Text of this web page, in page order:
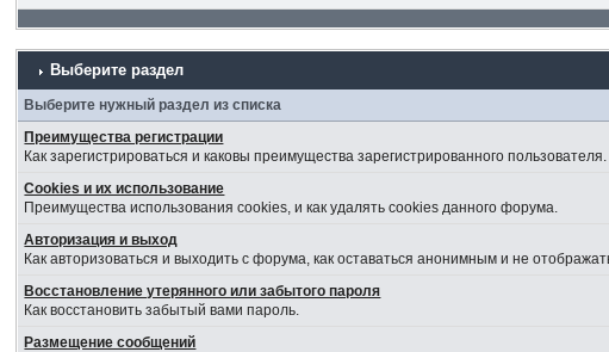
Выберите раздел
Выберите нужный раздел из списка
Преимущества регистрации
Как зарегистрироваться и каковы преимущества зарегистрированного пользователя.
Cookies и их использование
Преимущества использования cookies, и как удалять cookies данного форума.
Авторизация и выход
Как авторизоваться и выходить с форума, как оставаться анонимным и не
Восстановление утерянного или забытого пароля
Как восстановить забытый вами пароль.
Размещение сообщений